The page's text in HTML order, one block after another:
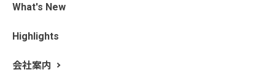
What's New
Highlights
会社案内
今回のブログではサーマルデソープションシステム（加
熱脱着装置）の便利機能ついてお話ししようと思いま
す。